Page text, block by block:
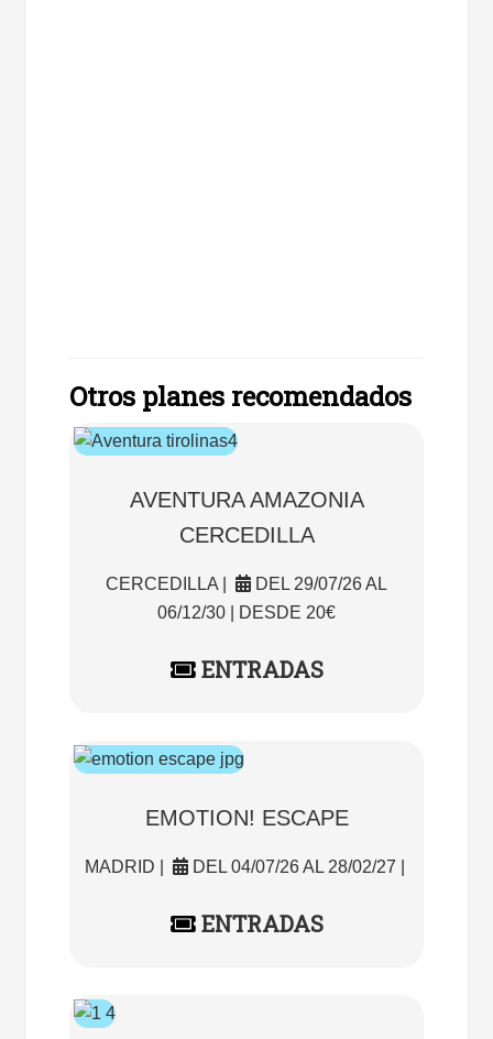
Otros planes recomendados
AVENTURA AMAZONIA
CERCEDILLA
CERCEDILLA |
DEL 29/07/26 AL
06/12/30 | DESDE 20€
ENTRADAS
EMOTION! ESCAPE
MADRID | DEL 04/07/26 AL 28/02/27 |
ENTRADAS